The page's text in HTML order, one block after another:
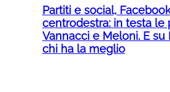
Partiti e social,
centrodestra: in testa le
Vannacci e Meloni. E su
chi ha la meglio